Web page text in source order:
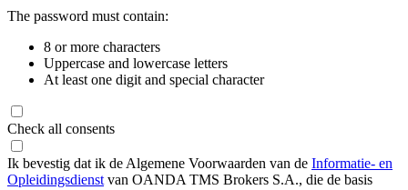
The password must contain:
8 or more characters
Uppercase and lowercase letters
At least one digit and special character
Check all consents
Ik bevestig dat ik de Algemene Voorwaarden van de Informatie- en
Opleidingsdienst van OANDA TMS Brokers S.A., die de basis